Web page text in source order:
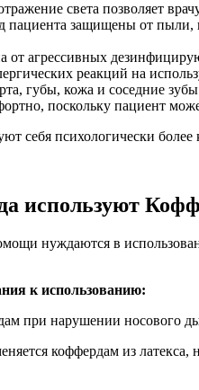
света позволяет
защищены от пыли,
от агрессивных
реакций на
губы, кожа и соседние
поскольку пациент
себя психологически более
используют
нуждаются в
к использованию:
при нарушении носового
коффердам из